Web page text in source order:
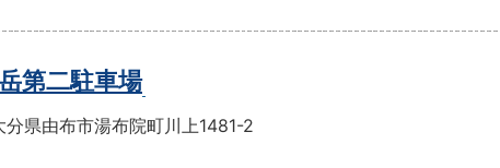
第二駐車場
分県由布市湯布院町川上1481-2